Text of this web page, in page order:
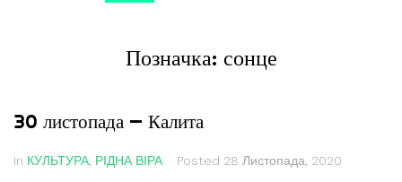
Позначка: сонце
30 листопада — Калита
In КУЛЬТУРА РІДНА ВІРА Posted 28 Листопада, 2020